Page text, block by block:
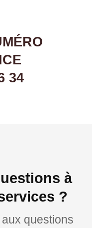
34
à
?
questions